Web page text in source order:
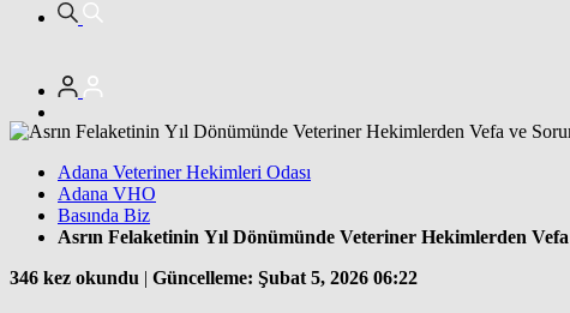
Adana Veteriner Hekimleri Odası
Adana VHO
Basında Biz
Asrın Felaketinin Yıl Dönümünde Veteriner Hekimlerden
346 kez okundu | Güncelleme: Şubat 5, 2026 06:22